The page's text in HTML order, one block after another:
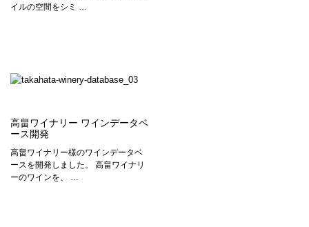
イルの空間をシミ …
高畠ワイナリー ワインデータベ
ース開発
高畠ワイナリー様のワインデータベ
ースを開発しました。 高畠ワイナリ
ーのワインを、 …